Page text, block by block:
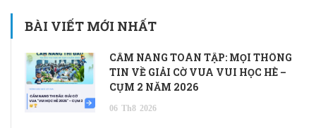
BÀI VIẾT MỚI NHẤT
CẨM NANG TOÀN TẬP: MỌI THÔNG
TIN VỀ GIẢI CỜ VUA VUI HỌC HÈ –
CỤM 2 NĂM 2026
06 Th8 2026